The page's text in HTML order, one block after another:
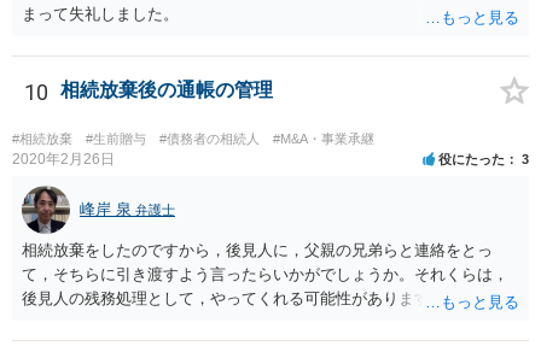
まって失礼しました。
10 相続放棄後の通帳の管理
#相続放棄 #生前贈与 #債務者の相続人 #M&A・事業承継
2020年2月26日 役にたった 3
峰岸 泉 弁護士
相続放棄をしたのですから，後見人に，父親の兄弟らと連絡をとっ
て，そちらに引き渡すよう言ったらいかがでしょうか。それくらは，
後見人の残務処理として，やってくれる可能性があります。 ただ，通